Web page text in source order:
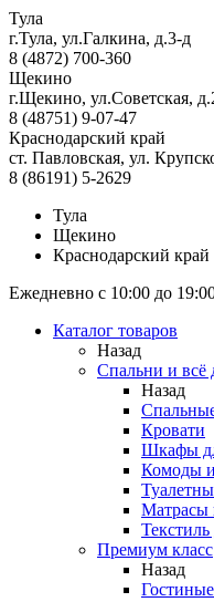
Тула
г.Тула, ул.Галкина, д.3-д
8 (4872) 700-360
Щекино
г.Щекино, ул.Советская,
8 (48751) 9-07-47
Краснодарский край
ст. Павловская, ул.
8 (86191) 5-2629
Тула
Щекино
Краснодарский край
Ежедневно с 10:00 до
Каталог товаров
Назад
Спальни и всё
Назад
Кровати
Шкафы
Комоды
Матрасы
Премиум класс
Назад